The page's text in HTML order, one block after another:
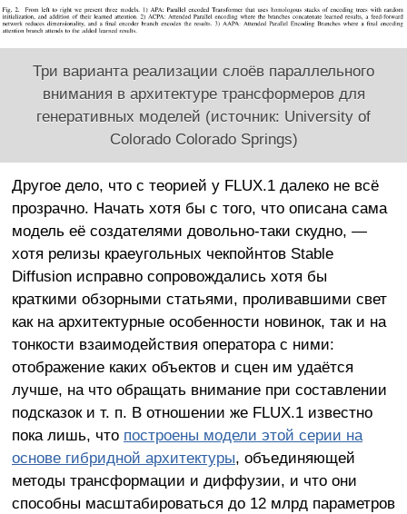
Три варианта реализации слоёв параллельного
внимания в архитектуре трансформеров для
генеративных моделей (источник: University of
Colorado Colorado Springs)
Другое дело, что с теорией у FLUX.1 далеко не всё
прозрачно. Начать хотя бы с того, что описана сама
модель её создателями довольно-таки скудно, —
хотя релизы краеугольных чекпойнтов Stable
Diffusion исправно сопровождались хотя бы
краткими обзорными статьями, проливавшими свет
как на архитектурные особенности новинок, так и на
тонкости взаимодействия оператора с ними:
отображение каких объектов и сцен им удаётся
лучше, на что обращать внимание при составлении
подсказок и т. п. В отношении же FLUX.1 известно
пока лишь, что построены модели этой серии на
основе гибридной архитектуры, объединяющей
методы трансформации и диффузии, и что они
способны масштабироваться до 12 млрд параметров